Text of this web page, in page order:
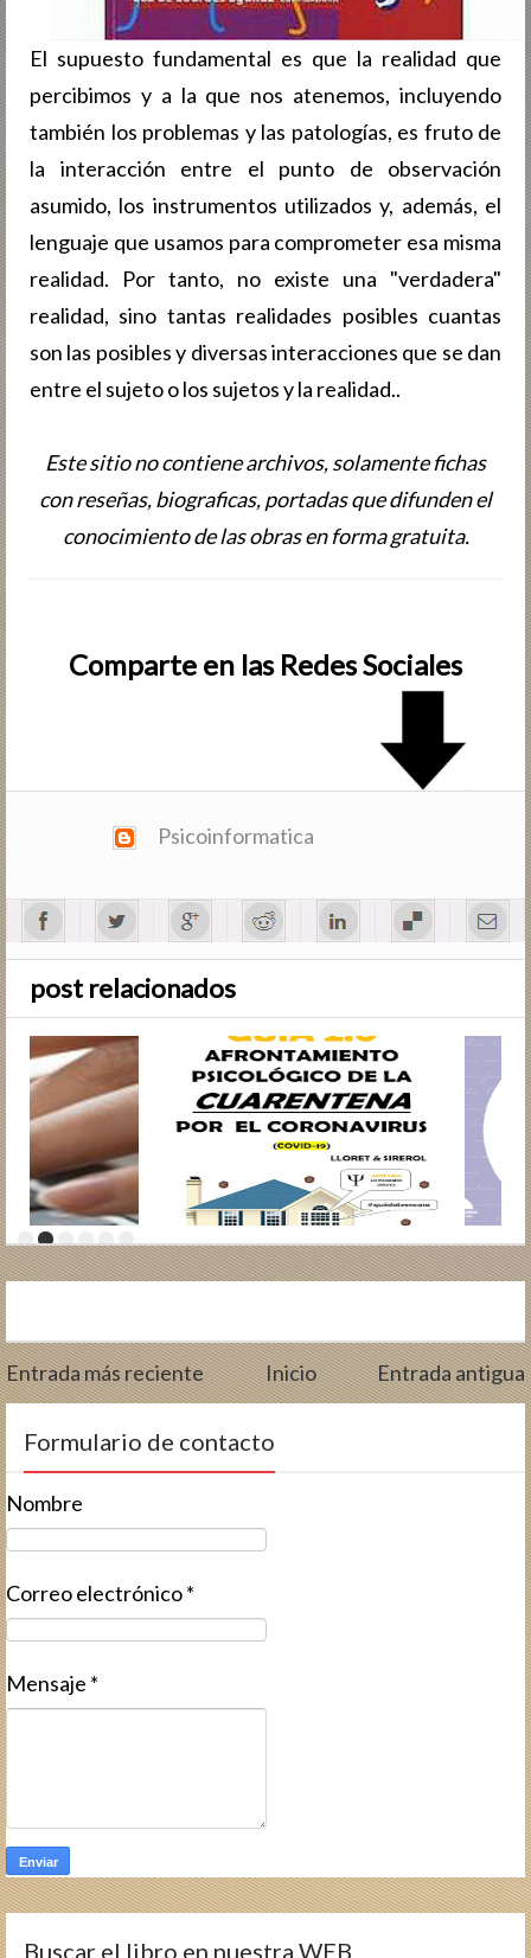
El supuesto fundamental es que la realidad que
percibimos y a la que nos atenemos, incluyendo
también los problemas y las patologías, es fruto de
la interacción entre el punto de observación
asumido, los instrumentos utilizados y, además, el
lenguaje que usamos para comprometer esa misma
realidad. Por tanto, no existe una "verdadera"
realidad, sino tantas realidades posibles cuantas
son las posibles y diversas interacciones que se dan
entre el sujeto o los sujetos y la realidad..
Este sitio no contiene archivos, solamente fichas
con reseñas, biografic­as, portadas que difunden el
conocimiento de las obras en forma gratuita.
Comparte en las Redes Sociales
Psicoinformatica
post relacionados
Entrada más reciente Inicio Entrada antigua
Formulario de contacto
Nombre
Correo electrónico*
Mensaje *
Buscar el libro en nuestra WEB